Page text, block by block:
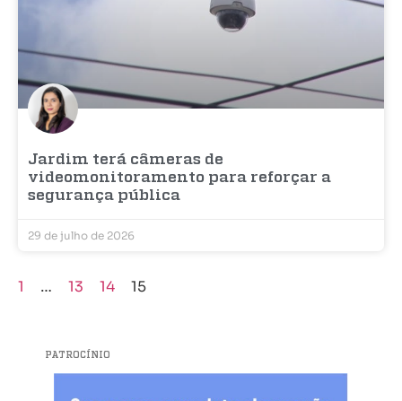
Jardim terá câmeras de
videomonitoramento para reforçar a
segurança pública
29 de julho de 2026
1 … 13 14 15
PATROCÍNIO